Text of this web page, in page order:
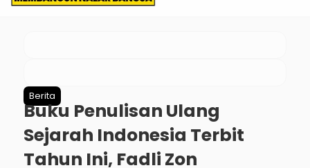
Berita
Buku Penulisan Ulang
Sejarah Indonesia Terbit
Tahun Ini, Fadli Zon